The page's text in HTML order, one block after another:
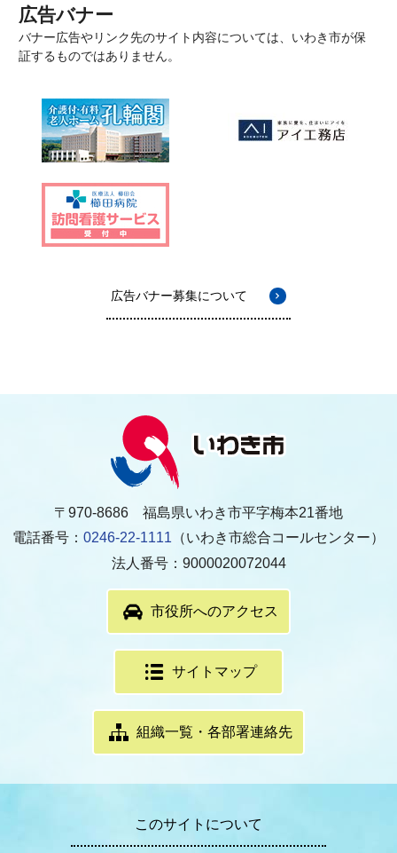
広告バナー
バナー広告やリンク先のサイト内容については、いわき市が保
証するものではありません。
広告バナー募集について
〒970-8686 福島県いわき市平字梅本21番地
電話番号： 0246-22-1111 （いわき市総合コールセンター）
法人番号：9000020072044
市役所へのアクセス
サイトマップ
組織一覧・各部署連絡先
このサイトについて